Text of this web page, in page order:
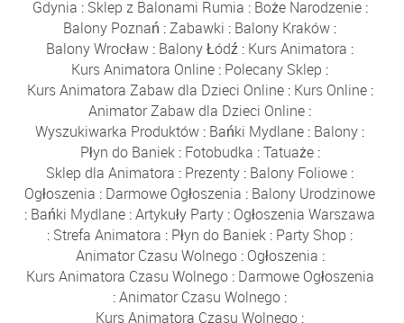
Gdynia : Sklep z Balonami Rumia : Boże Narodzenie:
Balony Poznań :Zabawki : Balony Kraków :
Balony Wrocław : Balony Łódź : Kurs Animatora :
Kurs Animatora Online : Polecany Sklep :
Kurs Animatora Zabaw dla Dzieci Online: Kurs Online:
Animator Zabaw dla Dzieci Online :
Wyszukiwarka Produktów : Bańki Mydlane : Balony :
Płyn do Baniek: Fotobudka :Tatuaże:
Sklep dla Animatora : Prezenty : Balony Foliowe :
Ogłoszenia : Darmowe Ogłoszenia : Balony Urodzinowe
: Bańki Mydlane :Artykuły Party : Ogłoszenia Warszawa
: Strefa Animatora : Płyn do Baniek : Party Shop :
Animator Czasu Wolnego: Ogłoszenia :
Kurs Animatora Czasu Wolnego: Darmowe Ogłoszenia
:Animator Czasu Wolnego :
Kurs Animatora Czasu Wolnego :